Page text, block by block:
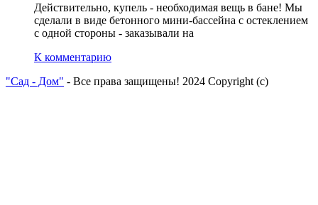
Действительно, купель - необходимая вещь в бане! Мы
сделали в виде бетонного мини-бассейна с остеклением
с одной стороны - заказывали на
К комментарию
"Сад - Дом" - Все права защищены! 2024 Copyright (с)